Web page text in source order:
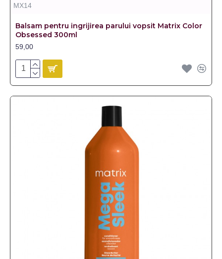
MX14
Balsam pentru ingrijirea parului vopsit Matrix Color
Obsessed 300ml
59,00